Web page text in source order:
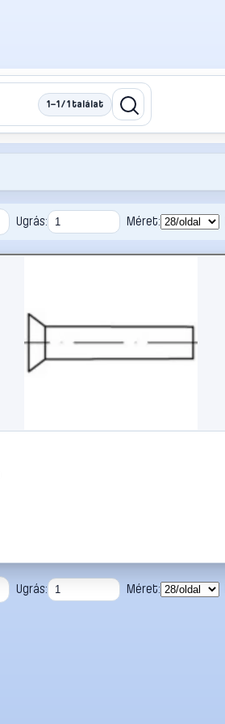
1–1 / 1 találat
Ugrás: Méret:
Ugrás: Méret: